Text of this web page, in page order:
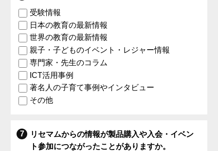
受験情報
日本の教育の最新情報
世界の教育の最新情報
親子・子どものイベント・レジャー情報
専門家・先生のコラム
ICT活用事例
著名人の子育て事例やインタビュー
その他
リセマムからの情報が製品購入や入会・イベン
ト参加につながったことがありますか。